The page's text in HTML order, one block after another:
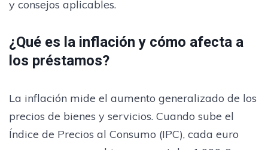
y consejos aplicables.
¿Qué es la inflación y cómo afecta a
los préstamos?
La inflación mide el aumento generalizado de los
precios de bienes y servicios. Cuando sube el
Índice de Precios al Consumo (IPC), cada euro